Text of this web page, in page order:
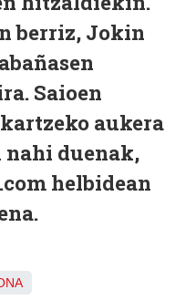
berriz, Jokin
Saioen
aukera
nahi duenak,
helbidean